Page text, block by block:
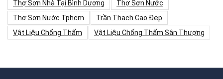
Thợ Sơn Nhà Tại Bình Dương
Thợ Sơn Nước
Thợ Sơn Nước Tphcm
Trần Thạch Cao Đẹp
Vật Liệu Chống Thấm
Vật Liệu Chống Thấm Sân Thượng